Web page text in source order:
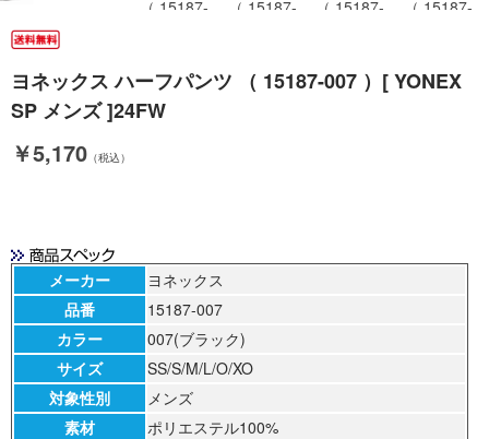
ヨネックス ハーフパンツ （ 15187-007 ）[ YONEX
SP メンズ ]24FW
￥5,170 （税込）
メーカー
ヨネックス
品番
15187-007
カラー
007(ブラック)
サイズ
SS/S/M/L/O/XO
対象性別
メンズ
素材
ポリエステル100%